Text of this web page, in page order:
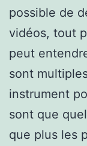
possible de
vidéos, tout
peut
sont
instrument
sont que
que plus les